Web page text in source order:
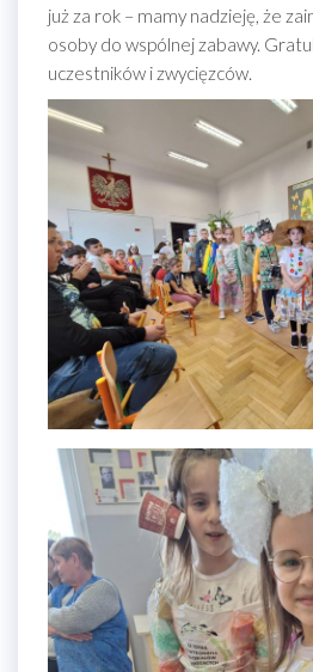
już za rok – mamy nadzieję, że
osoby do wspólnej zabawy.
uczestników i zwycięzców.